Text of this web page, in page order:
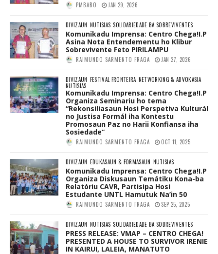
PMBABO JAN 29, 2026
DIVIZAUN NUTISIAS SOLIDARIEDADE BA SOBREVIVENTES
Komunikadu Imprensa: Centro Chega!I.P
Asina Nota Entendementu ho Klibur
Sobrevivente Feto PIRILAMPU
RAIMUNDO SARMENTO FRAGA JAN 27, 2026
DIVIZAUN FESTIVAL FRONTEIRA NETWORKING & ADVOKASIA
NUTISIAS
Komunikadu Imprensa: Centro Chega!I.P
Organiza Seminariu ho tema
“Rekonsiliasaun Hosi Perspetiva Kulturál
no Justisa Formál iha Kontestu
Promosaun Paz no Harii Konfiansa iha
Sosiedade”
RAIMUNDO SARMENTO FRAGA OCT 11, 2025
DIVIZAUN EDUKASAUN & FORMASAUN NUTISIAS
Komunikadu Imprensa: Centro Chega!I.P
Organiza Diskusaun Temátiku Kona-ba
Relatóriu CAVR, Partisipa Hosi
Estudante UNTL Hamutuk Na’in 50
RAIMUNDO SARMENTO FRAGA SEP 25, 2025
DIVIZAUN NUTISIAS SOLIDARIEDADE BA SOBREVIVENTES
PRESS RELEASE: VMAP – CENTRO CHEGA!
PRESENTED A HOUSE TO SURVIVOR IRENIE
IN KAIRUI, LALEIA, MANATUTO